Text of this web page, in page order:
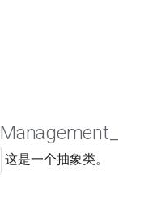
Management
这是一个抽象类。